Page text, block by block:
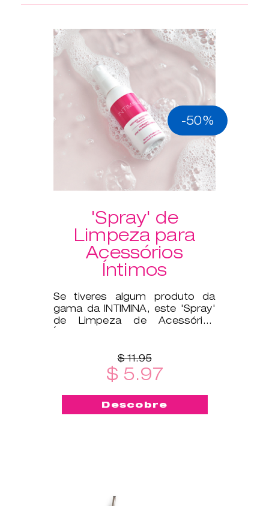
-50%
'Spray' de
Limpeza para
Acessórios
Íntimos
Se tiveres algum produto da
gama da INTIMINA, este 'Spray'
de Limpeza de Acessórios
Íntimos é um ótimo
$ 11.95
$ 5.97
Descobre